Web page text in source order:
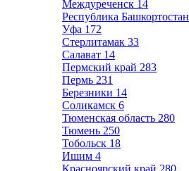
Междуреченск 14
Республика Башкортостан
Уфа 172
Стерлитамак 33
Салават 14
Пермский край 283
Пермь 231
Березники 14
Соликамск 6
Тюменская область 280
Тюмень 250
Тобольск 18
Ишим 4
Красноярский край 280